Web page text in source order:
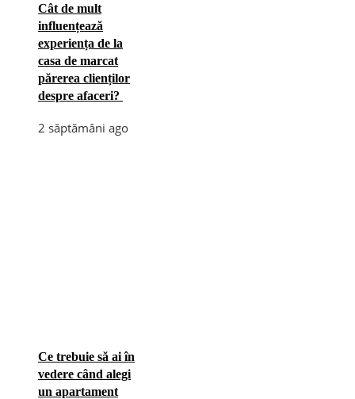
Cât de mult
influențează
experiența de la
casa de marcat
părerea clienților
despre afaceri?
2 săptămâni ago
Ce trebuie să ai în
vedere când alegi
un apartament